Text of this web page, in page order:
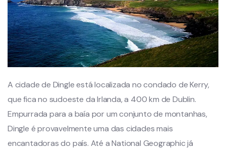
A cidade de Dingle está localizada no condado de Kerry,
que fica no sudoeste da Irlanda, a 400 km de Dublin.
Empurrada para a baía por um conjunto de montanhas,
Dingle é provavelmente uma das cidades mais
encantadoras do país. Até a National Geographic já